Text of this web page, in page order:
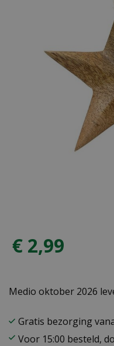
€ 2,99
Medio oktober 2026
Gratis bezorging
Voor 15:00 besteld,